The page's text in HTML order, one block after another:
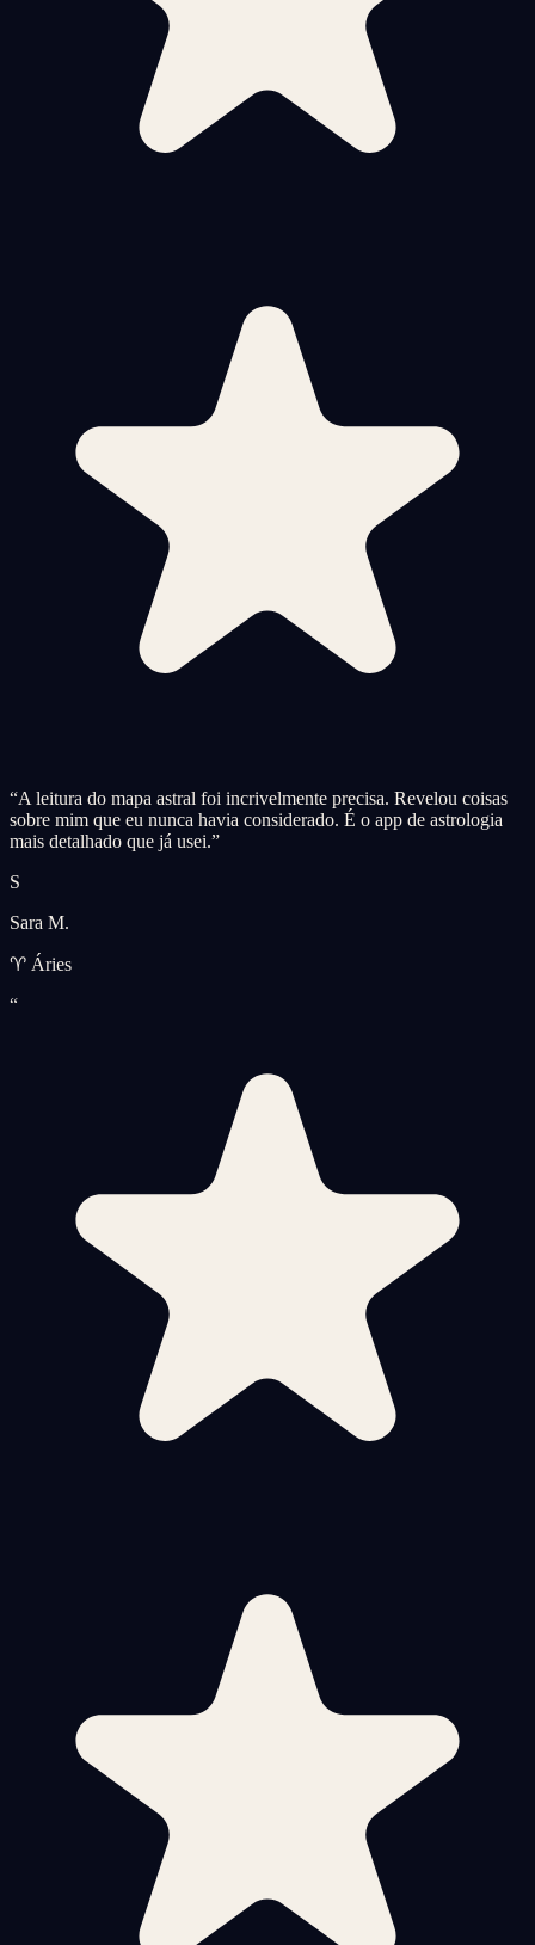
“A leitura do mapa astral foi incrivelmente precisa. Revelou coisas
sobre mim que eu nunca havia considerado. É o app de astrologia
mais detalhado que já usei.”
S
Sara M.
♈ Áries
“